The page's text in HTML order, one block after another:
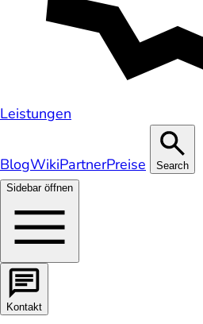
Leistungen
BlogWikiPartnerPreise
Search
Sidebar öffnen
Kontakt